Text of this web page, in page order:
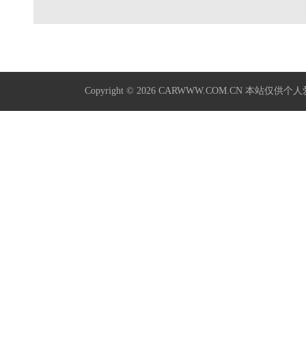
Copyright © 2026 CARWWW.COM.CN本站仅供个人